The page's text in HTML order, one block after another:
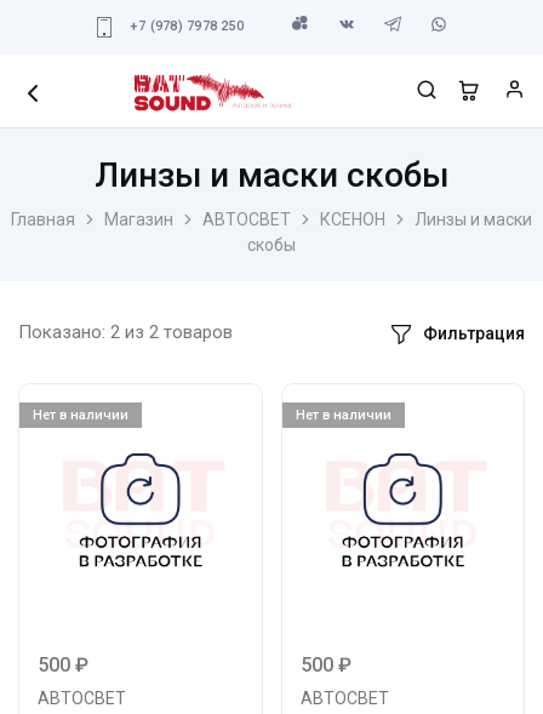
+7 (978) 7978 250
Главная Магазин АВТОСВЕТ КСЕНОН
Линзы и маски
скобы
Линзы и маски скобы
Показано: 2 из 2 товаров Фильтрация
Нет в наличии
500 ₽
АВТОСВЕТ
Нет в наличии
500 ₽
АВТОСВЕТ